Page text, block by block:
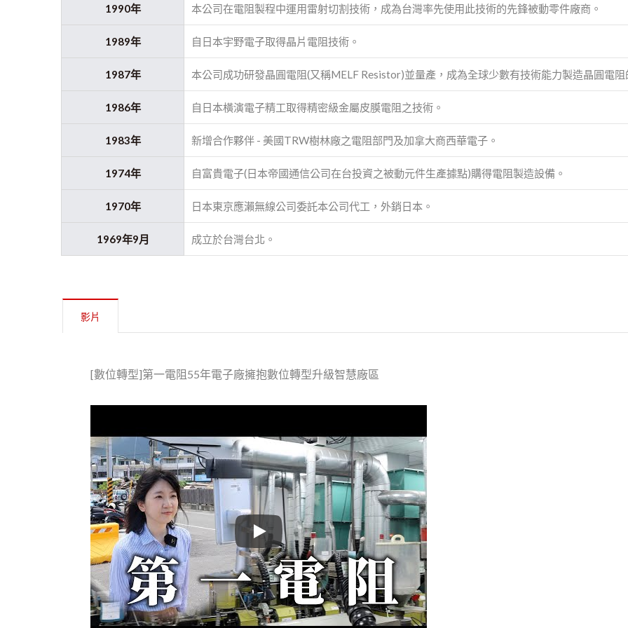
1990年 本公司在電阻製程中運用雷射切割技術，成為台灣率先使用此技術的先鋒被動零件廠商。
1989年 自日本宇野電子取得晶片電阻技術。
1987年 本公司成功研發晶圓電阻(又稱MELF Resistor)並量產，成為全球少數有技術能力製造晶圓電阻
1986年 自日本橫演電子精工取得精密級金屬皮膜電阻之技術。
1983年 新增合作夥伴 - 美國TRW樹林廠之電阻部門及加拿大商西華電子。
1974年 自富貴電子(日本帝國通信公司在台投資之被動元件生產據點)購得電阻製造設備。
1970年 日本東京應瀨無線公司委託本公司代工，外銷日本。
1969年9月 成立於台灣台北。
影片
[數位轉型]第一電阻55年電子廠擁抱數位轉型升級智慧廠區
[數位轉型]第一電阻55年電子廠擁抱數位轉型升級智慧廠區